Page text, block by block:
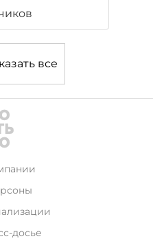
все
досье